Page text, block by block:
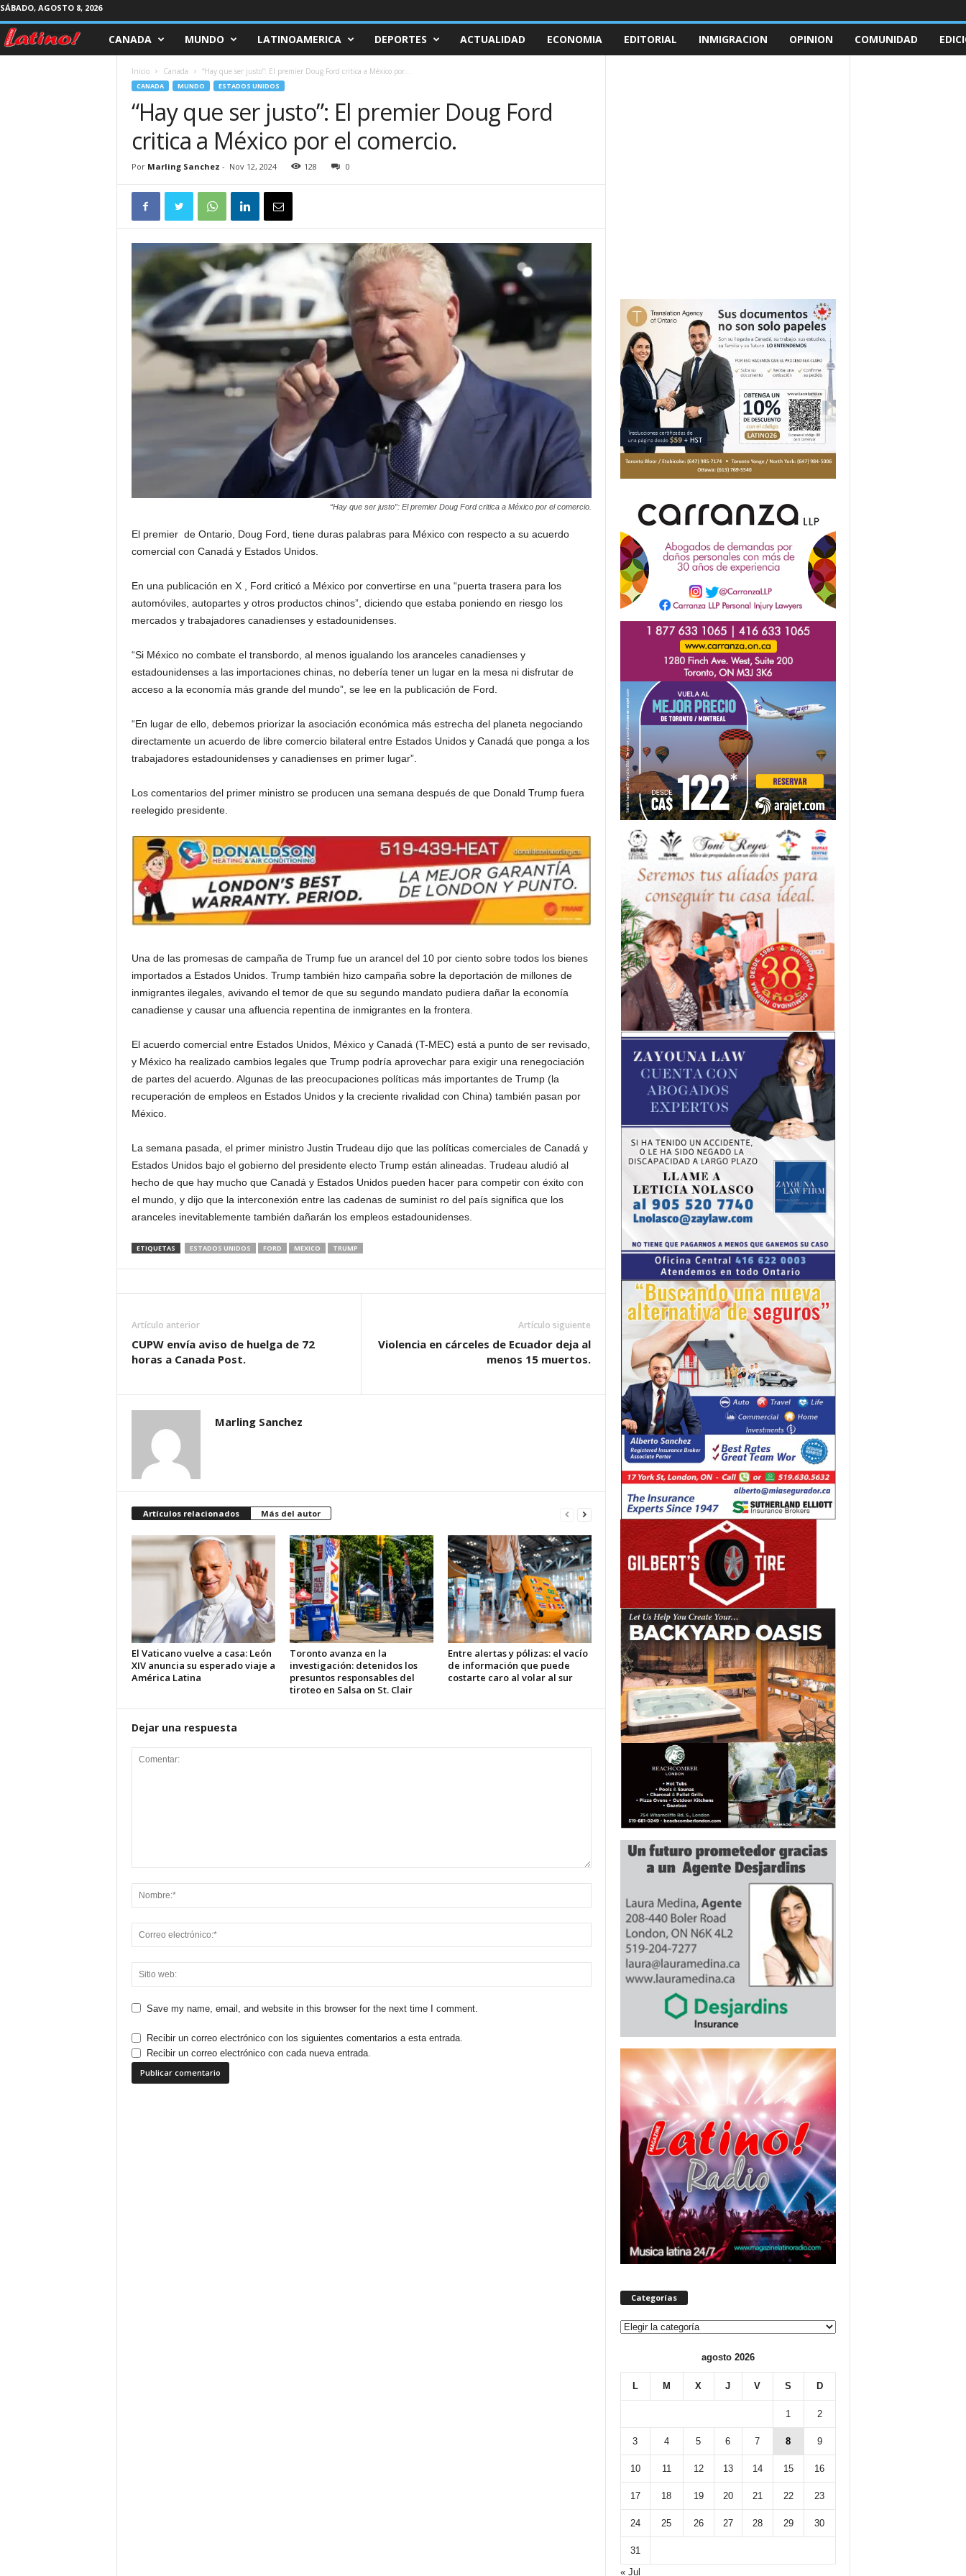
SÁBADO, AGOSTO 8, 2026
CANADA MUNDO LATINOAMERICA DEPORTES ACTUALIDAD ECONOMIA EDITORIAL INMIGRACION OPINION COMUNIDAD
Inicio Canada “Hay que ser justo”: El premier Doug Ford critica a México por...
CANADA MUNDO ESTADOS UNIDOS
“Hay que ser justo”: El premier Doug Ford
critica a México por el comercio.
Por Marling Sanchez - Nov 12, 2024 128 0
“Hay que ser justo”: El premier Doug Ford critica a México por el comercio.
El premier de Ontario, Doug Ford, tiene duras palabras para México con respecto a su acuerdo
comercial con Canadá y Estados Unidos.
En una publicación en X , Ford criticó a México por convertirse en una “puerta trasera para los
automóviles, autopartes y otros productos chinos”, diciendo que estaba poniendo en riesgo los
mercados y trabajadores canadienses y estadounidenses.
“Si México no combate el transbordo, al menos igualando los aranceles canadienses y
estadounidenses a las importaciones chinas, no debería tener un lugar en la mesa ni disfrutar de
acceso a la economía más grande del mundo”, se lee en la publicación de Ford.
“En lugar de ello, debemos priorizar la asociación económica más estrecha del planeta negociando
directamente un acuerdo de libre comercio bilateral entre Estados Unidos y Canadá que ponga a los
trabajadores estadounidenses y canadienses en primer lugar”.
Los comentarios del primer ministro se producen una semana después de que Donald Trump fuera
reelegido presidente.
Una de las promesas de campaña de Trump fue un arancel del 10 por ciento sobre todos los bienes
importados a Estados Unidos. Trump también hizo campaña sobre la deportación de millones de
inmigrantes ilegales, avivando el temor de que su segundo mandato pudiera dañar la economía
canadiense y causar una afluencia repentina de inmigrantes en la frontera.
El acuerdo comercial entre Estados Unidos, México y Canadá (T-MEC) está a punto de ser revisado,
y México ha realizado cambios legales que Trump podría aprovechar para exigir una renegociación
de partes del acuerdo. Algunas de las preocupaciones políticas más importantes de Trump (la
recuperación de empleos en Estados Unidos y la creciente rivalidad con China) también pasan por
México.
La semana pasada, el primer ministro Justin Trudeau dijo que las políticas comerciales de Canadá y
Estados Unidos bajo el gobierno del presidente electo Trump están alineadas. Trudeau aludió al
hecho de que hay mucho que Canadá y Estados Unidos pueden hacer para competir con éxito con
el mundo, y dijo que la interconexión entre las cadenas de suminist ro del país significa que los
aranceles inevitablemente también dañarán los empleos estadounidenses.
ETIQUETAS ESTADOS UNIDOS FORD MEXICO TRUMP
Artículo anterior
CUPW envía aviso de huelga de 72
horas a Canada Post.
Artículo siguiente
Violencia en cárceles de Ecuador deja al
menos 15 muertos.
Marling Sanchez
Artículos relacionados Más del autor
El Vaticano vuelve a casa: León
XIV anuncia su esperado viaje a
América Latina
Toronto avanza en la
investigación: detenidos los
presuntos responsables del
tiroteo en Salsa on St. Clair
Entre alertas y pólizas: el vacío
de información que puede
costarte caro al volar al sur
Dejar una respuesta
Save my name, email, and website in this browser for the next time I comment.
Recibir un correo electrónico con los siguientes comentarios a esta entrada.
Recibir un correo electrónico con cada nueva entrada.
Categorías
Categorías
agosto 2026
L M X J V S D
1 2
3 4 5 6 7 8 9
10 11 12 13 14 15 16
17 18 19 20 21 22 23
24 25 26 27 28 29 30
31
« Jul